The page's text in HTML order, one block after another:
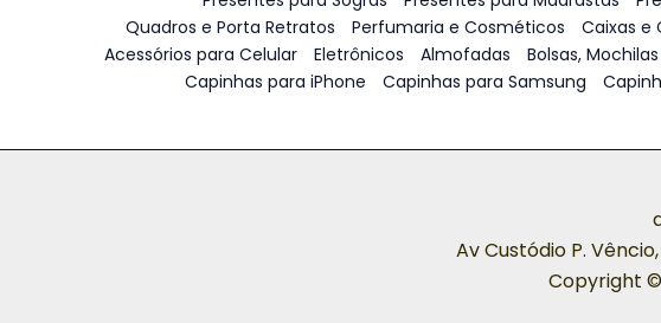
Quadros e Porta Retratos
Perfumaria e Cosméticos Caixas e
Acessórios para Celular
Eletrônicos Almofadas Bolsas,
Capinhas para iPhone
Capinhas para Samsung
Av Custódio P.
Copyright ©